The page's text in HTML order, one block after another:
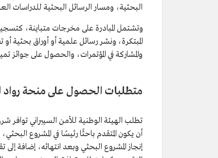
البحثية، ومسار الرسائل البحثية للدراسات
وتشتمل المبادرة على مخرجات متباينة، كتسجيل
المبتكرة، ونشر رسائل علمية أو أوراق بحثية
والمشاركة في المؤتمرات، والحصول على جوائز
متطلبات الحصول على منحة رواد
تطلب الهيئة الوطنية للأمن السيبراني توافر
أن يكون المتقدم باحثًا رئيسًا في المشروع
إنجاز المشروع البحثي وبعد انتهائه، إضافة